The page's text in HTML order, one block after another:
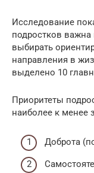
Исследование
подростков
выбирать
направления в
выделено 10
Приоритеты
наиболее к менее
Доброта